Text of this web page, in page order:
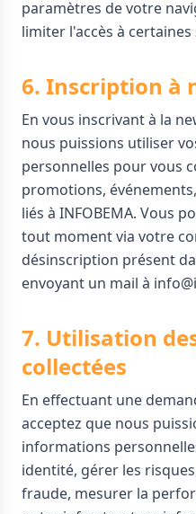
paramètres de votre
limiter l'accès à
6. Inscription à
En vous inscrivant à la
nous puissions utiliser
personnelles pour vous
promotions,
liés à INFOBEMA. Vous
tout moment via votre
désinscription présent
envoyant un mail à
7. Utilisation
collectées
En effectuant une
acceptez que nous
informations
identité, gérer les
fraude, mesurer la